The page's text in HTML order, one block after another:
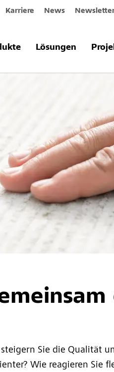
Karriere News
Lösungen
Sie die Qualität
Wie reagieren Sie